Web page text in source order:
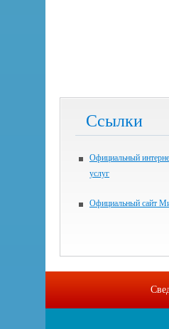
Ссылки
Официальный
услуг
Официальный сайт